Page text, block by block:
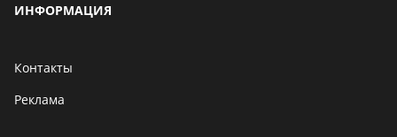
ИНФОРМАЦИЯ
Контакты
Реклама